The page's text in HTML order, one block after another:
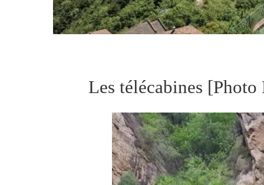
Les télécabines